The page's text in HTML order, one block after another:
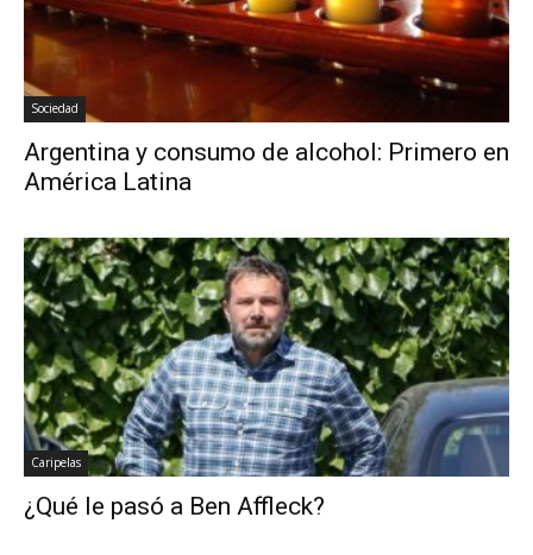
Sociedad
Argentina y consumo de alcohol: Primero en
América Latina
Caripelas
¿Qué le pasó a Ben Affleck?